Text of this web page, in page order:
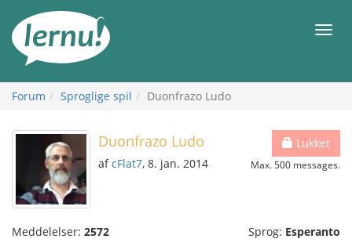
indholdet
Forum Sproglige spil Duonfrazo Ludo
Lukket
Max. 500 messages.
Duonfrazo Ludo
afcFlat7, 8. jan. 2014
Meddelelser: 2572 Sprog: Esperanto